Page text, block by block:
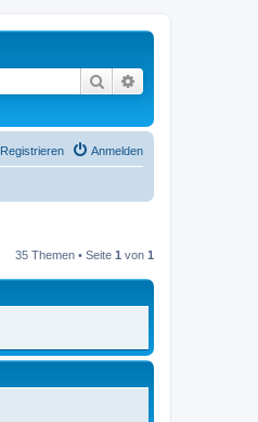
Suche
Anmelden
Registrieren
35 Themen • Seite 1 von 1